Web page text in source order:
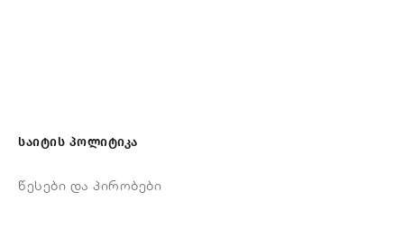
საიტის პოლიტიკა
წესები და პირობები